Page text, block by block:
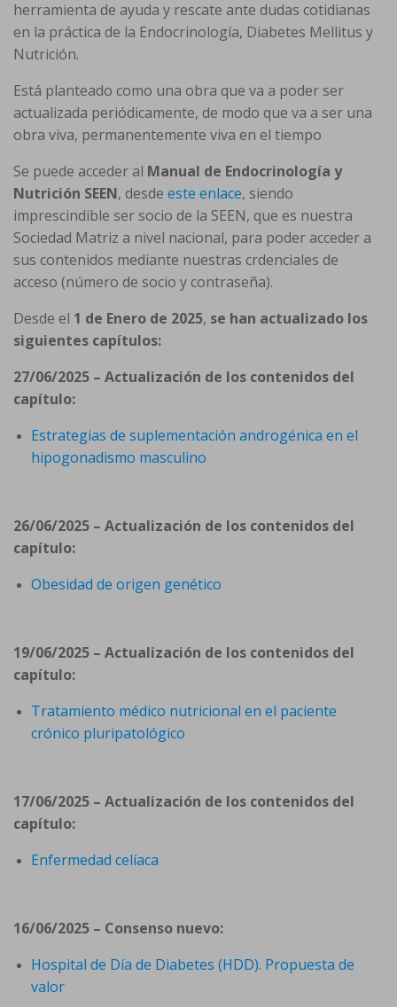
herramienta de ayuda y rescate ante dudas cotidianas
en la práctica de la Endocrinología, Diabetes Mellitus y
Nutrición.
Está planteado como una obra que va a poder ser
actualizada periódicamente, de modo que va a ser una
obra viva, permanentemente viva en el tiempo
Se puede acceder al Manual de Endocrinología y
Nutrición SEEN, desde este enlace, siendo
imprescindible ser socio de la SEEN, que es nuestra
Sociedad Matriz a nivel nacional, para poder acceder a
sus contenidos mediante nuestras crdenciales de
acceso (número de socio y contraseña).
Desde el 1 de Enero de 2025, se han actualizado los
siguientes capítulos:
27/06/2025 – Actualización de los contenidos del
capítulo:
Estrategias de suplementación androgénica en el
hipogonadismo masculino
26/06/2025 – Actualización de los contenidos del
capítulo:
Obesidad de origen genético
19/06/2025 – Actualización de los contenidos del
capítulo:
Tratamiento médico nutricional en el paciente
crónico pluripatológico
17/06/2025 – Actualización de los contenidos del
capítulo:
Enfermedad celíaca
16/06/2025 – Consenso nuevo:
Hospital de Día de Diabetes (HDD). Propuesta de
valor